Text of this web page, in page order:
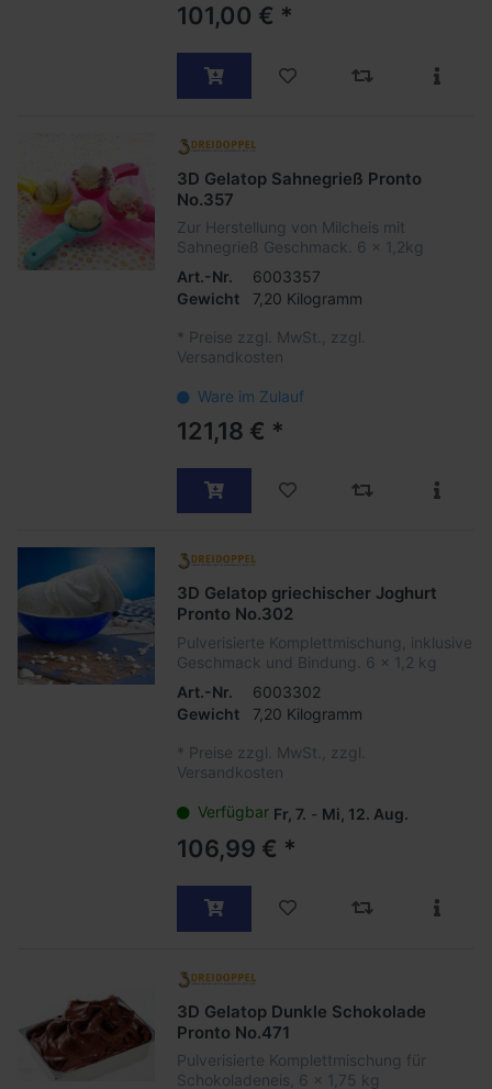
101,00 € *
3D Gelatop Sahnegrieß Pronto
No.357
Zur Herstellung von Milcheis mit
Sahnegrieß Geschmack. 6 x 1,2kg
Art.-Nr.
6003357
Gewicht
7,20 Kilogramm
* Preise zzgl. MwSt., zzgl.
Versandkosten
Ware im Zulauf
121,18 € *
3D Gelatop griechischer Joghurt
Pronto No.302
Pulverisierte Komplettmischung, inklusive
Geschmack und Bindung. 6 x 1,2 kg
Art.-Nr.
6003302
Gewicht
7,20 Kilogramm
* Preise zzgl. MwSt., zzgl.
Versandkosten
Verfügbar Fr, 7. - Mi, 12. Aug.
106,99 € *
3D Gelatop Dunkle Schokolade
Pronto No.471
Pulverisierte Komplettmischung für
Schokoladeneis, 6 x 1,75 kg